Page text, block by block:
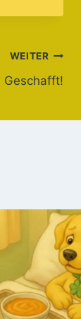
WEITER
Geschafft!